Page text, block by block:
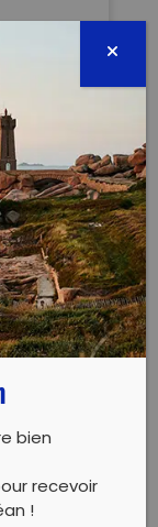
2025,
au
pour
en faveur
ou
sur notre
nous
de
!
de discuter
bien
recevoir
!